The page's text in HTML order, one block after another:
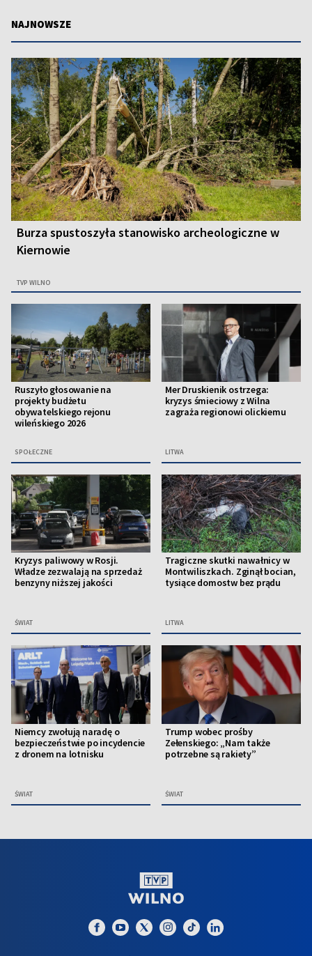
NAJNOWSZE
Burza spustoszyła stanowisko archeologiczne w
Kiernowie
TVP WILNO
Ruszyło głosowanie na
projekty budżetu
obywatelskiego rejonu
wileńskiego 2026
SPOŁECZNE
Mer Druskienik ostrzega:
kryzys śmieciowy z Wilna
zagraża regionowi olickiemu
LITWA
Kryzys paliwowy w Rosji.
Władze zezwalają na sprzedaż
benzyny niższej jakości
ŚWIAT
Tragiczne skutki nawałnicy w
Montwiliszkach. Zginął bocian,
tysiące domostw bez prądu
LITWA
Niemcy zwołują naradę o
bezpieczeństwie po incydencie
z dronem na lotnisku
ŚWIAT
Trump wobec prośby
Zełenskiego: „Nam także
potrzebne są rakiety”
ŚWIAT